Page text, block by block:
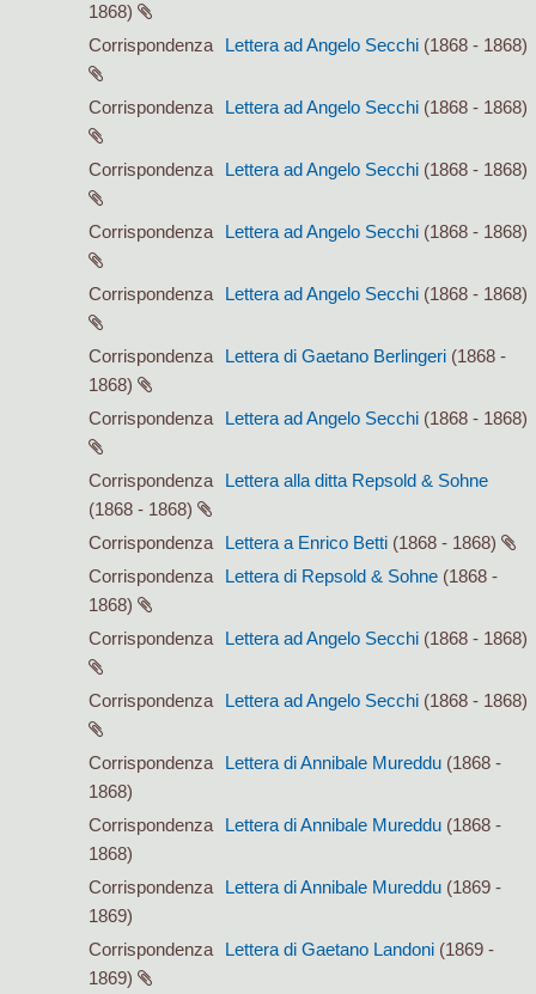
1868)
Corrispondenza
Lettera ad Angelo Secchi (1868 - 1868)
Corrispondenza Lettera ad Angelo Secchi (1868 - 1868)
Corrispondenza Lettera ad Angelo Secchi (1868 - 1868)
Corrispondenza Lettera ad Angelo Secchi (1868 - 1868)
Corrispondenza Lettera ad Angelo Secchi (1868 - 1868)
Corrispondenza Lettera di Gaetano Berlingeri (1868 -
1868)
Corrispondenza
Lettera ad Angelo Secchi (1868 - 1868)
Corrispondenza
Lettera alla ditta Repsold & Sohne
(1868 - 1868)
Corrispondenza
Lettera a Enrico Betti (1868 - 1868)
Corrispondenza
Lettera di Repsold & Sohne (1868 -
1868)
Corrispondenza
Lettera ad Angelo Secchi (1868 - 1868)
Corrispondenza Lettera ad Angelo Secchi (1868 - 1868)
Corrispondenza Lettera di Annibale Mureddu (1868 -
1868)
Corrispondenza
Lettera di Annibale Mureddu (1868 -
1868)
Corrispondenza
Lettera di Annibale Mureddu (1869 -
1869)
Corrispondenza
Lettera di Gaetano Landoni (1869 -
1869)